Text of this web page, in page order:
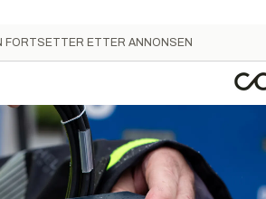
FORTSETTER ETTER ANNONSEN